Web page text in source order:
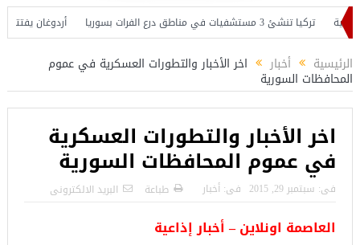
تركيا تنشئ 3 مستشفيات في مناطق درع الفرات بسوريا
أردوغان يفتتح
الرئيسية أخبار اخر الأخبار والتطورات العسكرية في عموم
المحافظات السورية
اخر الأخبار والتطورات العسكرية
في عموم المحافظات السورية
فى: سبتمبر 29, 2015 فى: أخبار طباعة البريد الالكترونى
العاصمة اونلاين – أخبار إذاعية